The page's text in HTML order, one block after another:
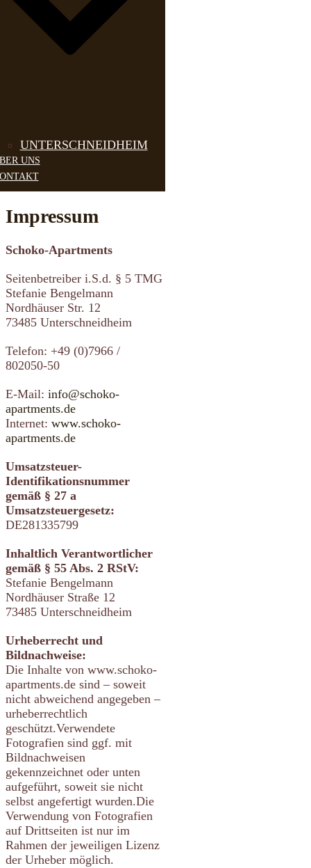
UNTERSCHNEIDHEIM
UNS
Impressum
Schoko-Apartments
Seitenbetreiber i.S.d. § 5 TMG
Stefanie Bengelmann
Nordhäuser Str. 12
73485 Unterschneidheim
Telefon: +49 (0)7966 /
802050-50
E-Mail: info@schoko-
apartments.de
Internet: www.schoko-
apartments.de
Umsatzsteuer-
Identifikationsnummer
gemäß § 27 a
Umsatzsteuergesetz:
DE281335799
Inhaltlich Verantwortlicher
gemäß § 55 Abs. 2 RStV:
Stefanie Bengelmann
Nordhäuser Straße 12
73485 Unterschneidheim
Urheberrecht und
Bildnachweise:
Die Inhalte von www.schoko-
apartments.de sind – soweit
nicht abweichend angegeben –
urheberrechtlich
geschützt.Verwendete
Fotografien sind ggf. mit
Bildnachweisen
gekennzeichnet oder unten
aufgeführt, soweit sie nicht
selbst angefertigt wurden.Die
Verwendung von Fotografien
auf Drittseiten ist nur im
Rahmen der jeweiligen Lizenz
der Urheber möglich.